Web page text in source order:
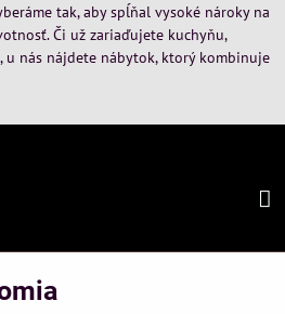
tak, aby spĺňal vysoké nároky na
Či už zariaďujete kuchyňu,
u nás nájdete nábytok, ktorý kombinuje